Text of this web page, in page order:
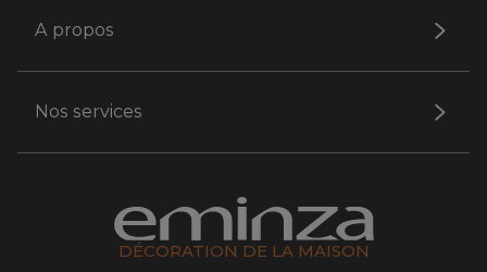
A propos
Nos services
DÉCORATION DE LA MAISON